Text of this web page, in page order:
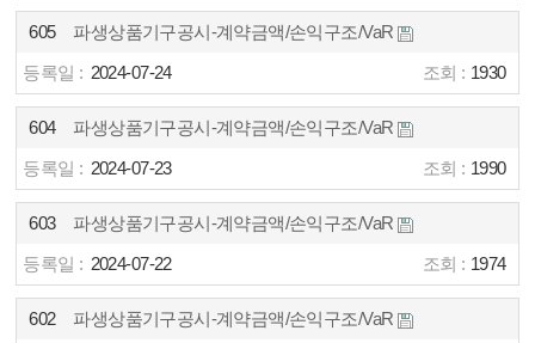
605 파생상품기구공시-계약금액/손익구조/VaR
2024-07-24 1930
604 파생상품기구공시-계약금액/손익구조/VaR
2024-07-23 1990
603 파생상품기구공시-계약금액/손익구조/VaR
2024-07-22 1974
602 파생상품기구공시-계약금액/손익구조/VaR